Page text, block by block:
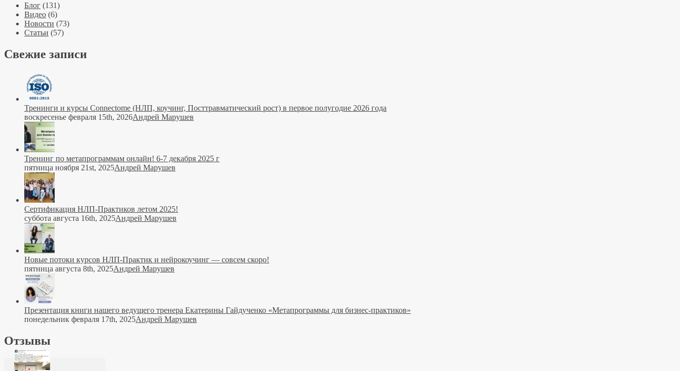
Блог (131)
Видео (6)
Новости (73)
Статьи (57)
Свежие записи
Тренинги и курсы Connectome (НЛП, коучинг, Посттравматический рост) в первое полугодие 2026 года
воскресенье февраля 15th, 2026Андрей Марушев
Тренинг по метапрограммам онлайн! 6-7 декабря 2025 г
пятница ноября 21st, 2025Андрей Марушев
Сертификация НЛП-Практиков летом 2025!
суббота августа 16th, 2025Андрей Марушев
Новые потоки курсов НЛП-Практик и нейрокоучинг — совсем скоро!
пятница августа 8th, 2025Андрей Марушев
Презентация книги нашего ведущего тренера Екатерины Гайдученко «Метапрограммы для бизнес-практиков»
понедельник февраля 17th, 2025Андрей Марушев
Отзывы